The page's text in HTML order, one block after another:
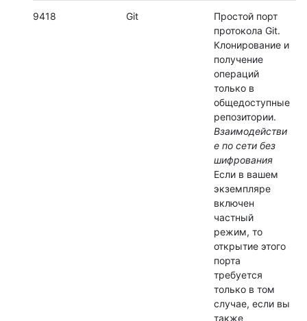
9418 Git
Простой порт
протокола Git.
Клонирование и
получение
операций
только в
общедоступные
репозитории.
Взаимодействи
е по сети без
шифрования
Если в вашем
экземпляре
включен
частный
режим, то
открытие этого
порта
требуется
только в том
случае, если вы
также